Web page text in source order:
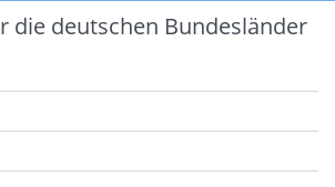
die deutschen Bundesländer